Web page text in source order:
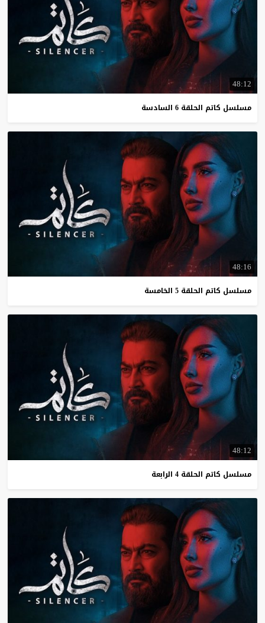
48:12
مسلسل كاتم الحلقة 6 السادسة
48:16
مسلسل كاتم الحلقة 5 الخامسة
48:12
مسلسل كاتم الحلقة 4 الرابعة